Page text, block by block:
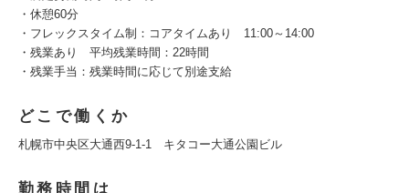
・休憩60分
・フレックスタイム制：コアタイムあり 11:00～14:00
・残業あり 平均残業時間：22時間
・残業手当：残業時間に応じて別途支給
どこで働くか
札幌市中央区大通西9-1-1 キタコー大通公園ビル
勤務時間は